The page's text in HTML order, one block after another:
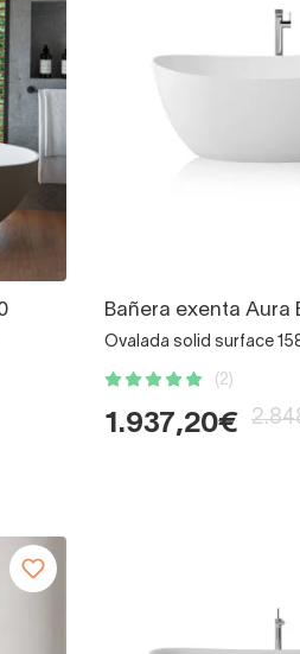
Bañera exenta Aura
Ovalada solid surface
(2)
1.937,20€